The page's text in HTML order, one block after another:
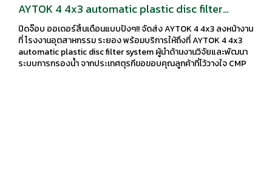
AYTOK 4 4x3 automatic plastic disc filter
system ผู้นำด้านงานวิจัยและพัฒนา ระบบการกรอง
น้ำ จากประเทศตุรกี
ปิดจ๊อบ ออเดอร์สิ้นเดือนแบบปังๆ!! จัดส่ง AYTOK 4 4x3 ลงหน้างาน
ที่ โรงงานอุตสาหกรรม ระยอง พร้อมบริการให้ถึงที่ AYTOK 4 4x3
automatic plastic disc filter system ผู้นำด้านงานวิจัยและพัฒนา
ระบบการกรองน้ำ จากประเทศตุรกีขอขอบคุณลูกค้าที่ไว้วางใจ CMP